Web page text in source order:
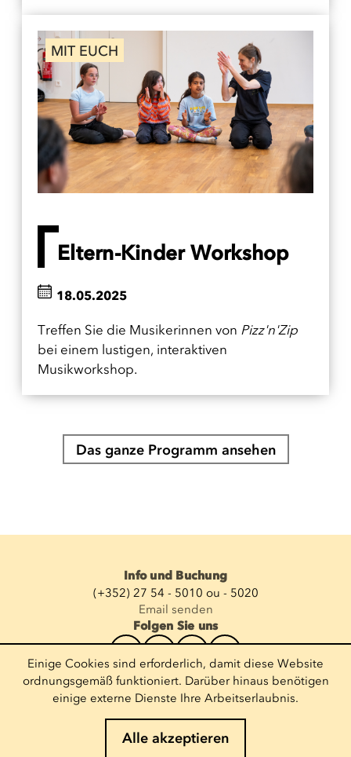
MIT EUCH
Eltern-Kinder Workshop
Treffen Sie die Musikerinnen von Pizz'n'Zip
bei einem lustigen, interaktiven
Musikworkshop.
18.05.2025
Das ganze Programm ansehen
Info und Buchung
(+352) 27 54 - 5010 ou - 5020
Email senden
Folgen Sie uns
Newsletter abonnieren
E-Mail eingeben
Einige Cookies sind erforderlich, damit diese Website
ordnungsgemäß funktioniert. Darüber hinaus benötigen
einige externe Dienste Ihre Arbeitserlaubnis.
Alle akzeptieren